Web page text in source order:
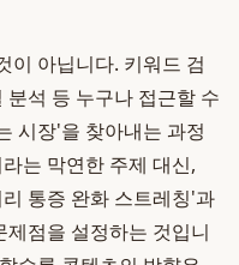
이 아닙니다. 키워드 검
석 등 누구나 접근할 수
시장'을 찾아내는 과정
는 막연한 주제 대신,
통증 완화 스트레칭'과
점을 설정하는 것입니